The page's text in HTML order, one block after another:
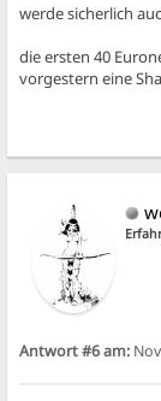
werde sicherlich
die ersten 40
vorgestern eine
Antwort #6 am: